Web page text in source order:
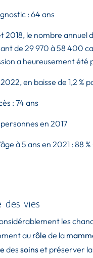
: 64 ans
2018, le nombre annuel
de 29 970 à 58 400
a heureusement été
en baisse de 1,2 %
: 74 ans
en 2017
à 5 ans en 2021 : 88 %
des vies
les
au rôle de la
dessoinset préserver